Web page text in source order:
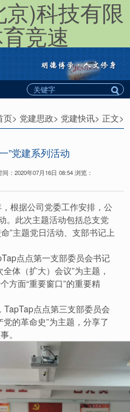
)科技有限
竞速
页> 党建思政> 党建快讯> 正文>
”党建系列活动
：2020年07月16日 08:54 浏览：
根据公司党委工作安排，公
。此次主题活动包括总支党
”主题党日活动、支部书记上
点点第一支部委员会书记
体（扩大）会议”为主题，
方面“重要窗口”的重要精
点点第三支部委员会
的革命史”为主题，分享了
。